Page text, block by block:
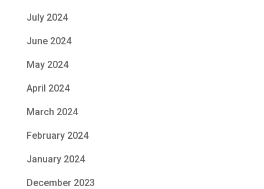
July 2024
June 2024
May 2024
April 2024
March 2024
February 2024
January 2024
December 2023